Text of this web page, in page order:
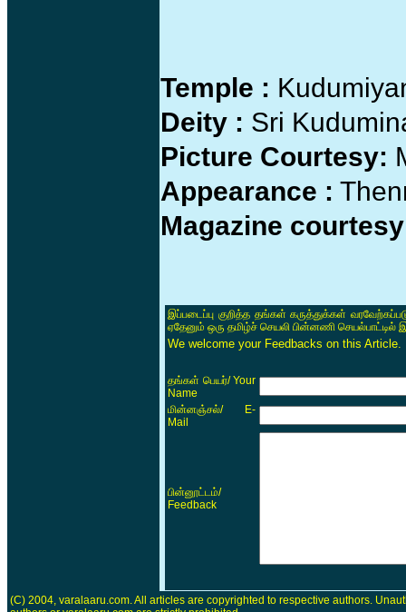
Temple :
Deity : Sri
Picture Courtesy:
Appearance :
Magazine
இப்படைப்பு குறித்த தங்கள் கருத்துக்கள்
ஏதேனும் ஒரு தமிழ்ச் செயலி பின்னணி செயல்பாட்டில்
We welcome your Feedbacks on this
தங்கள் பெயர்/ Your
Name
மின்னஞ்சல்/ E-
Mail
பின்னூட்டம்/
Feedback
(C) 2004, varalaaru.com. All articles are copyrighted to respective authors.